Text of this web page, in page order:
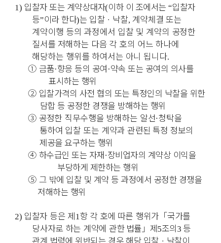
1) 입찰자 또는 계약상대자(이하 이 조에서는 “입찰자
등”이라 한다)는 입찰 ㆍ 낙찰, 계약체결 또는
계약이행 등의 과정에서 입찰 및 계약의 공정한
질서를 저해하는 다음 각 호의 어느 하나에
해당하는 행위를 하여서는 아니 됩니다.
① 금품·향응 등의 공여 ·약속 또는 공여의 의사를
표시하는 행위
② 입찰가격의 사전 협의 또는 특정인의 낙찰을 위한
담합 등 공정한 경쟁을 방해하는 행위
③ 공정한 직무수행을 방해하는 알선·청탁을
통하여 입찰 또는 계약과 관련된 특정 정보의
제공을 요구하는 행위
④ 하수급인 또는 자재·장비업자의 계약상 이익을
부당하게 제한하는 행위
⑤ 그 밖에 입찰 및 계약 등 과정에서 공정한 경쟁을
저해하는 행위
2) 입찰자 등은 제1항 각 호에 따른 행위가 「국가를
당사자로 하는 계약에 관한 법률 」 제5조의3 등
관계 법령에 위반되는 경우 해당 입찰 ㆍ 낙찰이